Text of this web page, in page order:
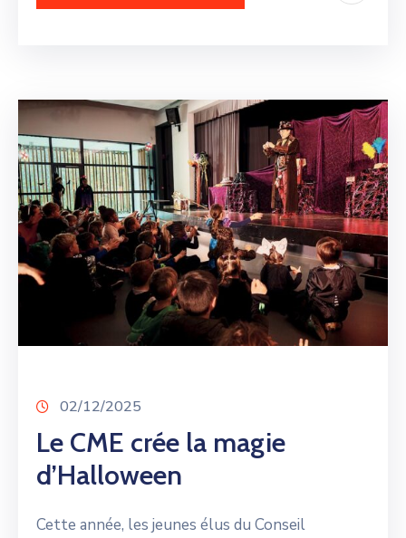
02/12/2025
Le CME crée la magie
d’Halloween
Cette année, les jeunes élus du Conseil